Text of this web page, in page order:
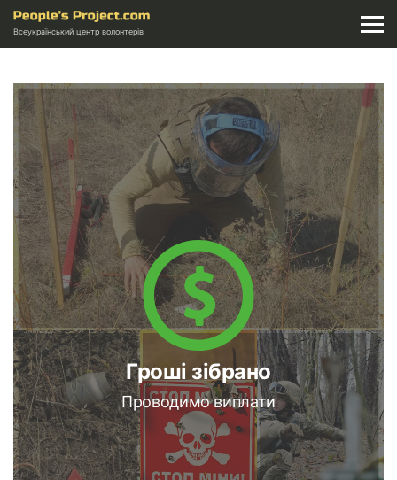
Всеукраїнський центр волонтерів
Гроші зібрано
Проводимо виплати